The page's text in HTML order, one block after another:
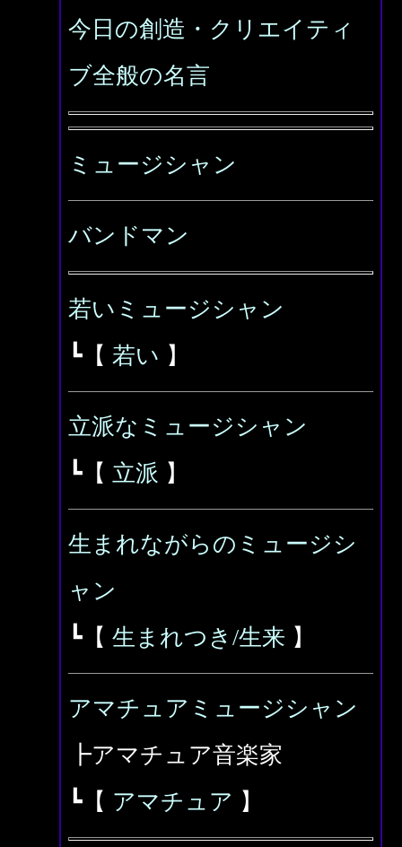
今日の創造・クリエイティ
ブ全般の名言
ミュージシャン
バンドマン
若いミュージシャン
┗【 若い 】
立派なミュージシャン
┗【 立派 】
生まれながらのミュージシ
ャン
┗【 生まれつき/生来 】
アマチュアミュージシャン
┣アマチュア音楽家
┗【 アマチュア 】